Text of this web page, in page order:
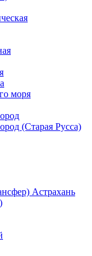
моря
(Старая Русса)
Астрахань